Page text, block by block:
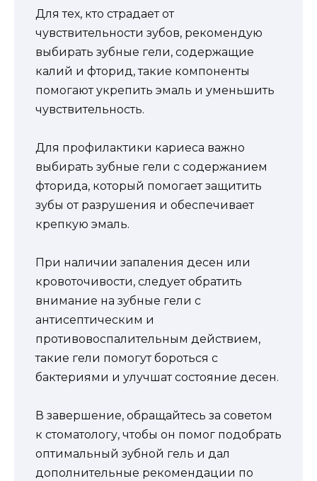
Для тех, кто страдает от
чувствительности зубов, рекомендую
выбирать зубные гели, содержащие
калий и фторид, такие компоненты
помогают укрепить эмаль и уменьшить
чувствительность.
Для профилактики кариеса важно
выбирать зубные гели с содержанием
фторида, который помогает защитить
зубы от разрушения и обеспечивает
крепкую эмаль.
При наличии запаления десен или
кровоточивости, следует обратить
внимание на зубные гели с
антисептическим и
противовоспалительным действием,
такие гели помогут бороться с
бактериями и улучшат состояние десен.
В завершение, обращайтесь за советом
к стоматологу, чтобы он помог подобрать
оптимальный зубной гель и дал
дополнительные рекомендации по